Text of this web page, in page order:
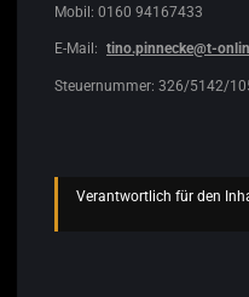
Mobil: 0160 94167433
E-Mail: tino.pinnecke@t-
Steuernummer: 326/5142/
Verantwortlich für den